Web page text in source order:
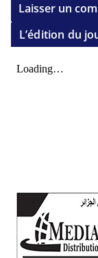
L’édition du